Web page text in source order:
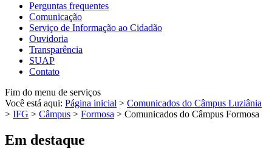
Perguntas frequentes
Comunicação
Serviço de Informação ao Cidadão
Ouvidoria
Transparência
SUAP
Contato
Fim do menu de serviços
Você está aqui: Página inicial > Comunicados do Câmpus Luziânia
> IFG > Câmpus > Formosa > Comunicados do Câmpus Formosa
Em destaque